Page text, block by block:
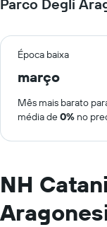
Parco Degli
Época baixa
março
Mês mais barato
média de0% no
NH